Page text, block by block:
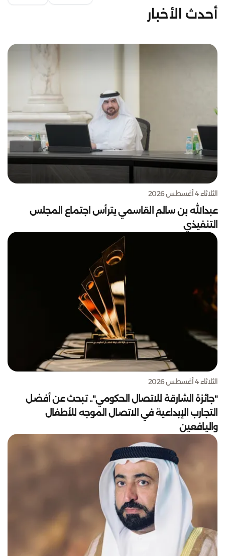
أحدث الأخبار
الثلاثاء 4 أغسطس 2026
عبدالله بن سالم القاسمي يترأس اجتماع المجلس
التنفيذي
الثلاثاء 4 أغسطس 2026
"جائزة الشارقة للاتصال الحكومي".. تبحث عن أفضل
التجارب الإبداعية في الاتصال الموجه للأطفال
واليافعين